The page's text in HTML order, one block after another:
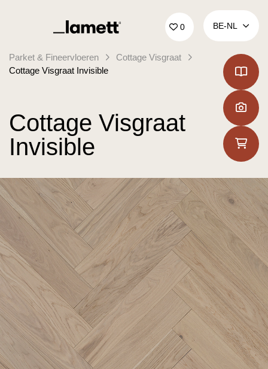
Terug naar home 0 BE‑NL
Parket & Fineervloeren
Cottage Visgraat
Cottage Visgraat Invisible
Cottage Visgraat
Invisible